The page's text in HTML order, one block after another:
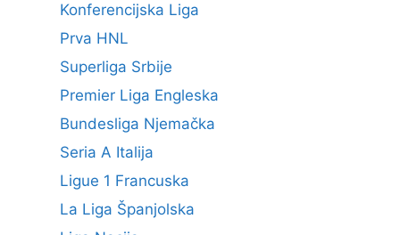
Konferencijska Liga
Prva HNL
Superliga Srbije
Premier Liga Engleska
Bundesliga Njemačka
Seria A Italija
Ligue 1 Francuska
La Liga Španjolska